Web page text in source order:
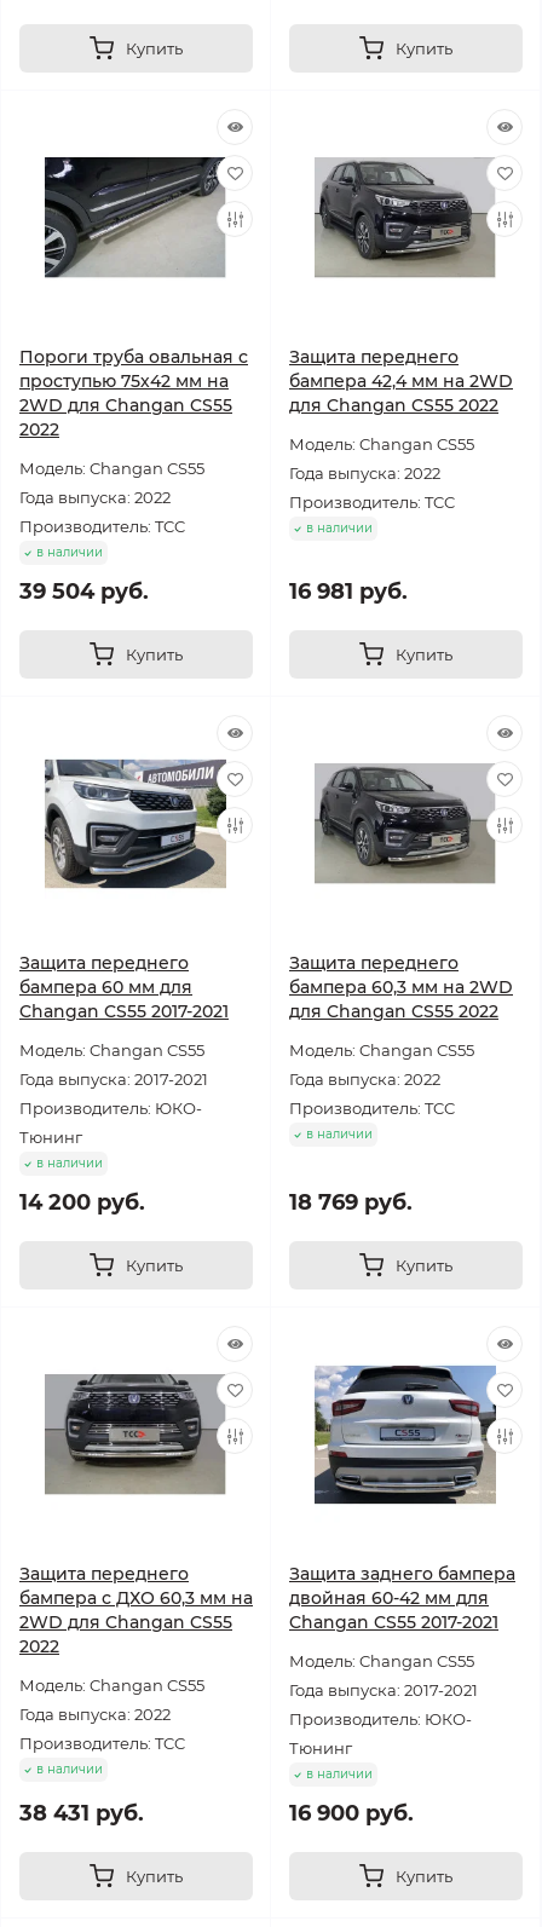
Купить Купить
Пороги труба овальная с
проступью 75х42 мм на
2WD для Changan CS55
2022
Модель: Changan CS55
Года выпуска: 2022
Производитель: TCC
в наличии
39 504 руб.
Купить
Защита переднего
бампера 42,4 мм на 2WD
для Changan CS55 2022
Модель: Changan CS55
Года выпуска: 2022
Производитель: TCC
в наличии
16 981 руб.
Купить
Защита переднего
бампера 60 мм для
Changan CS55 2017-2021
Модель: Changan CS55
Года выпуска: 2017-2021
Производитель: ЮКО-
Тюнинг
в наличии
14 200 руб.
Купить
Защита переднего
бампера 60,3 мм на 2WD
для Changan CS55 2022
Модель: Changan CS55
Года выпуска: 2022
Производитель: TCC
в наличии
18 769 руб.
Купить
Защита переднего
бампера с ДХО 60,3 мм на
2WD для Changan CS55
2022
Модель: Changan CS55
Года выпуска: 2022
Производитель: TCC
в наличии
38 431 руб.
Купить
Защита заднего бампера
двойная 60-42 мм для
Changan CS55 2017-2021
Модель: Changan CS55
Года выпуска: 2017-2021
Производитель: ЮКО-
Тюнинг
в наличии
16 900 руб.
Купить